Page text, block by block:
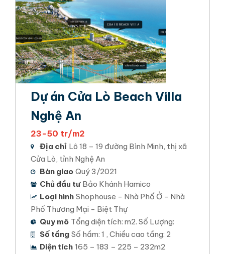
Dự án Cửa Lò Beach Villa
Nghệ An
23-50 tr/m2
Địa chỉ Lô 18 – 19 đường Bình Minh, thị xã
Cửa Lò, tỉnh Nghệ An
Bàn giao Quý 3/2021
Chủ đầu tư Bảo Khánh Hamico
Loại hình Shophouse - Nhà Phố Ở - Nhà
Phố Thương Mại - Biệt Thự
Quy mô Tổng diện tích: m2. Số Lượng:
Số tầng Số hầm: 1 , Chiều cao tầng: 2
Diện tích 165 – 183 – 225 – 232m2